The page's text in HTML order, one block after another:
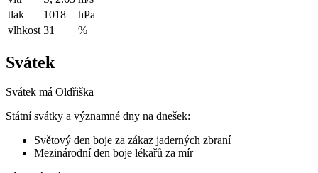
tlak
1018
hPa
vlhkost 31 %
Svátek
Svátek má Oldřiška
Státní svátky a významné dny na dnešek:
Světový den boje za zákaz jaderných zbraní
Mezinárodní den boje lékařů za mír